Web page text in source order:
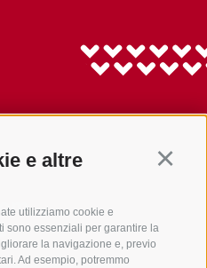
e altre
utilizziamo cookie e
sono essenziali per garantire la
la navigazione e, previo
Ad esempio, potremmo